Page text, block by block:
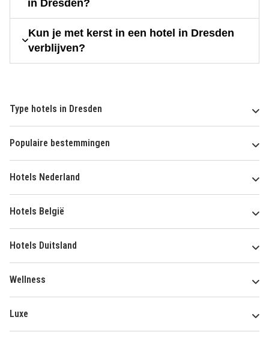
in Dresden?
Kun je met kerst in een hotel in Dresden
verblijven?
Type hotels in Dresden
Populaire bestemmingen
Hotels Nederland
Hotels België
Hotels Duitsland
Wellness
Luxe